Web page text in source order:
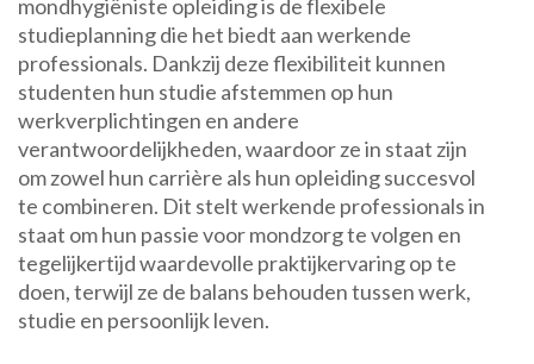
mondhygiëniste opleiding is de flexibele
studieplanning die het biedt aan werkende
professionals. Dankzij deze flexibiliteit kunnen
studenten hun studie afstemmen op hun
werkverplichtingen en andere
verantwoordelijkheden, waardoor ze in staat zijn
om zowel hun carrière als hun opleiding succesvol
te combineren. Dit stelt werkende professionals in
staat om hun passie voor mondzorg te volgen en
tegelijkertijd waardevolle praktijkervaring op te
doen, terwijl ze de balans behouden tussen werk,
studie en persoonlijk leven.